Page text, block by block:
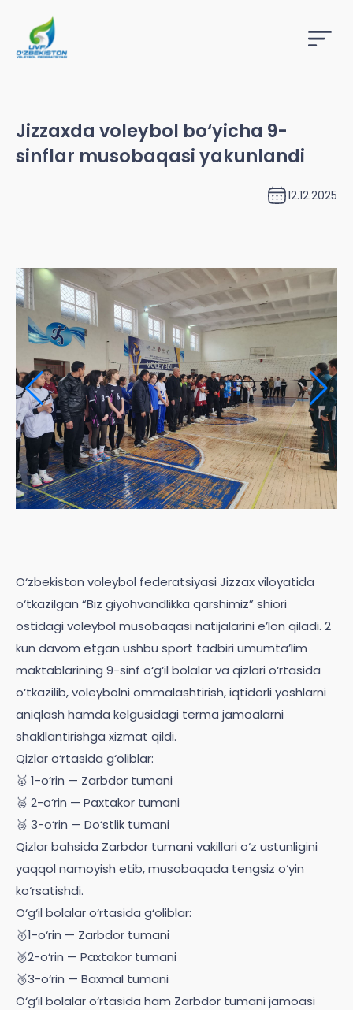
Jizzaxda voleybol bo‘yicha 9-
sinflar musobaqasi yakunlandi
12.12.2025
O‘zbekiston voleybol federatsiyasi Jizzax viloyatida
o‘tkazilgan “Biz giyohvandlikka qarshimiz” shiori
ostidagi voleybol musobaqasi natijalarini e’lon qiladi. 2
kun davom etgan ushbu sport tadbiri umumta’lim
maktablarining 9-sinf o‘g‘il bolalar va qizlari o‘rtasida
o‘tkazilib, voleybolni ommalashtirish, iqtidorli yoshlarni
aniqlash hamda kelgusidagi terma jamoalarni
shakllantirishga xizmat qildi.
Qizlar o‘rtasida g‘oliblar:
🥇 1-o‘rin — Zarbdor tumani
🥈 2-o‘rin — Paxtakor tumani
🥉 3-o‘rin — Do‘stlik tumani
Qizlar bahsida Zarbdor tumani vakillari o‘z ustunligini
yaqqol namoyish etib, musobaqada tengsiz o‘yin
ko‘rsatishdi.
O‘g‘il bolalar o‘rtasida g‘oliblar:
🥇1-o‘rin — Zarbdor tumani
🥈2-o‘rin — Paxtakor tumani
🥉3-o‘rin — Baxmal tumani
O‘g‘il bolalar o‘rtasida ham Zarbdor tumani jamoasi